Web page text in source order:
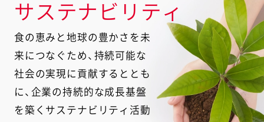
サステナビリティ
食の恵みと地球の豊かさを未
来につなぐため、持続可能な
社会の実現に貢献するととも
に、 企業の持続的な成長基盤
を築くサステナビリティ活動